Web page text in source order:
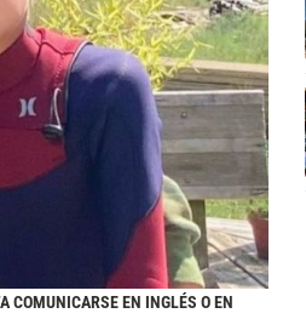
COMUNICARSE EN INGLÉS O EN